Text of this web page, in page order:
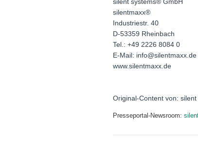
silentmaxx®
Industriestr. 40
D-53359 Rheinbach
Tel.: +49 2226 8084 0
E-Mail: info@silentmaxx.de
www.silentmaxx.de
Original-Content von:
Presseportal-Newsroom: